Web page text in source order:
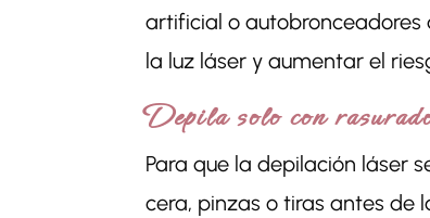
artificial o autobronceadores
la luz láser y aumentar el
Depila solo con
Para que la depilación láser
cera, pinzas o tiras antes de